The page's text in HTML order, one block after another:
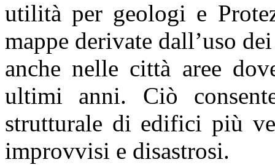
utilità per geologi e
mappe derivate dall’uso
anche nelle città aree
ultimi anni. Ciò
strutturale di edifici più
improvvisi e disastrosi.